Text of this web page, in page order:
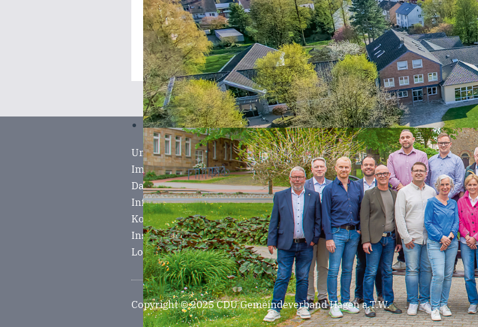
Unterstützung
Impressum
Datenschutzerklärung
Informationspflicht nach Artikel 13 DS-GVO
Kontakt
Instagram
Login
Copyright © 2025 CDU Gemeindeverband Hagen a.T.W.